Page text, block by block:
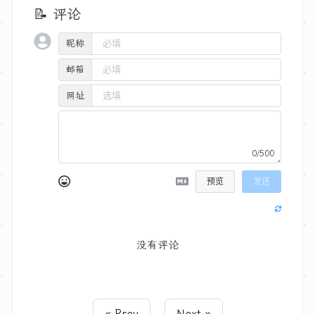
📝 评论
昵称
邮箱
网址
0/500
预览 发送
没有评论